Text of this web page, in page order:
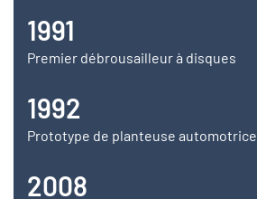
1991
Premier débrousailleur à disques
1992
Prototype de planteuse automotrice
2008